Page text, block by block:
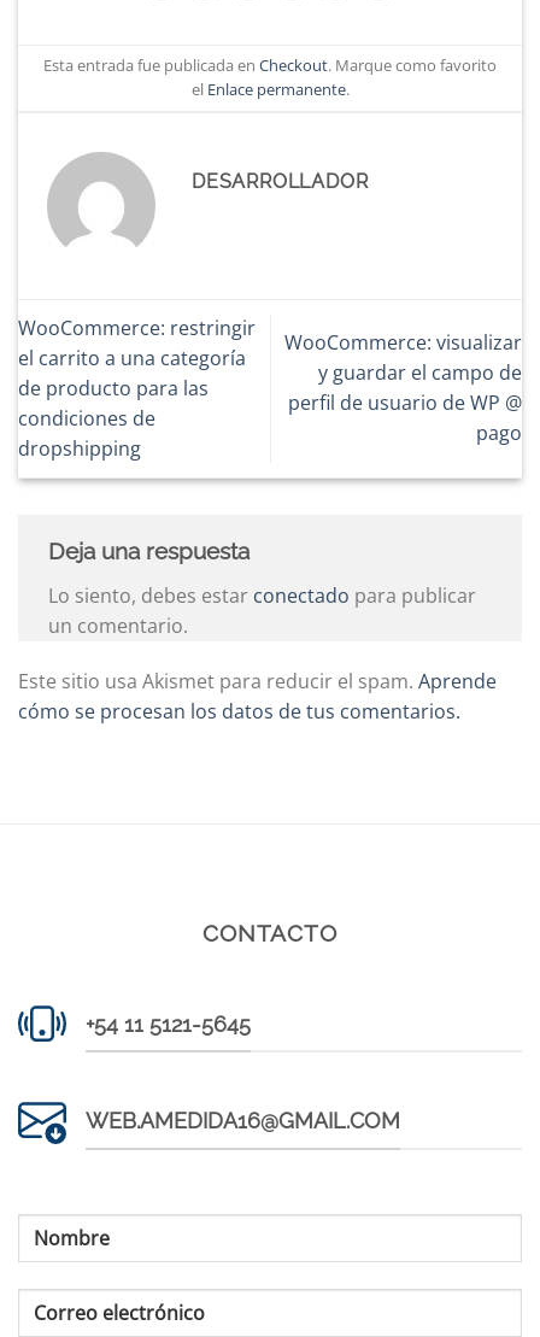
Esta entrada fue publicada en Checkout. Marque como favorito
el Enlace permanente.
DESARROLLADOR
WooCommerce: restringir
el carrito a una categoría
de producto para las
condiciones de
dropshipping
WooCommerce: visualizar
y guardar el campo de
perfil de usuario de WP @
pago
Deja una respuesta
Lo siento, debes estar conectado para publicar
un comentario.
Este sitio usa Akismet para reducir el spam. Aprende
cómo se procesan los datos de tus comentarios.
CONTACTO
+54 11 5121-5645
WEB.AMEDIDA16@GMAIL.COM